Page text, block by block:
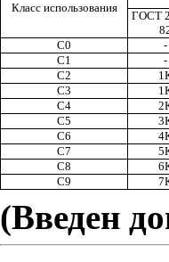
Класс использования
ГОСТ
С0
-
С1
-
С2
С3
С4
С5
С6
С7
С8
С9
(Введен